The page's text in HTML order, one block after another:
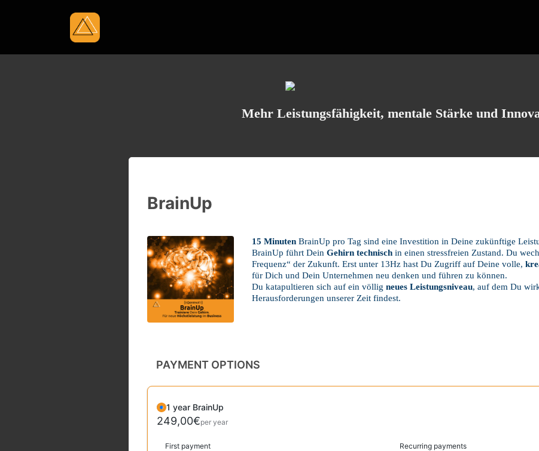
Mehr Leistungsfähigkeit, mentale Stärke und
BrainUp
15 Minuten BrainUp pro Tag sind eine Investition in Deine zukünftige
BrainUp führt Dein Gehirn technisch in einen stressfreien Zustand. Du
Frequenz“ der Zukunft. Erst unter 13Hz hast Du Zugriff auf Deine volle,
für Dich und Dein Unternehmen neu denken und führen zu können.
Du katapultieren sich auf ein völlig neues Leistungsniveau, auf dem Du
Herausforderungen unserer Zeit findest.
PAYMENT OPTIONS
1 year BrainUp
249,00€per year
First payment Recurring payments